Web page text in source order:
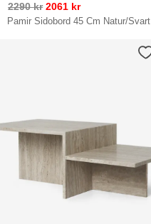
Pamir Sidobord 45 Cm Natur/Svart
2290kr 2061 kr